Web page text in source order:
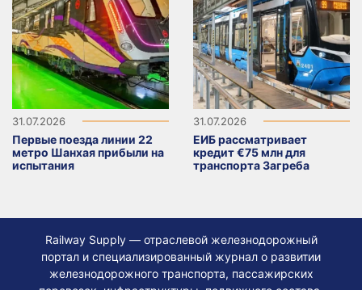
31.07.2026
Первые поезда линии 22
метро Шанхая прибыли на
испытания
31.07.2026
ЕИБ рассматривает
кредит €75 млн для
транспорта Загреба
Railway Supply — отраслевой железнодорожный
портал и специализированный журнал о развитии
железнодорожного транспорта, пассажирских